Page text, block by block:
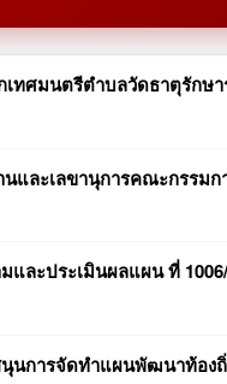
เทศมนตรีตำบลวัดธาตุรักษ
นและเลขานุการคณะกรร
ละประเมินผลแผน ที่
การจัดทำแผนพัฒนาท้องถิ่